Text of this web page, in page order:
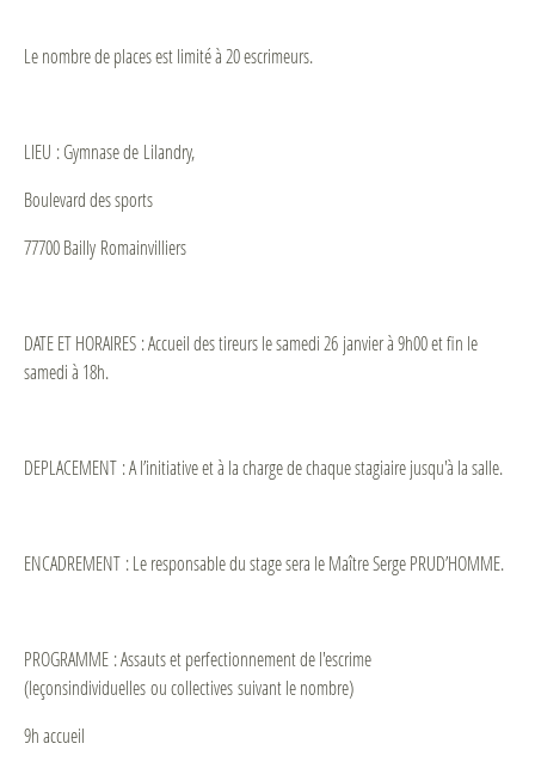
Le nombre de places est limité à 20 escrimeurs.
LIEU : Gymnase de Lilandry,
Boulevard des sports
77700 Bailly Romainvilliers
DATE ET HORAIRES : Accueil des tireurs le samedi 26 janvier à 9h00 et fin le
samedi à 18h.
DEPLACEMENT : A l’initiative et à la charge de chaque stagiaire jusqu'à la salle.
ENCADREMENT : Le responsable du stage sera le Maître Serge PRUD’HOMME.
PROGRAMME : Assauts et perfectionnement de l'escrime
(leçonsindividuelles ou collectives suivant le nombre)
9h accueil